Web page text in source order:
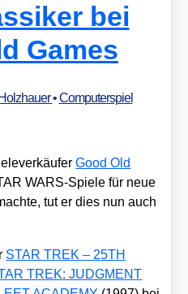
bei
Games
•Computerspiel
Good Old
WARS-Spie­le für neue
tut er dies nun auch
STAR TREK – 25TH
TREK: JUDGMENT